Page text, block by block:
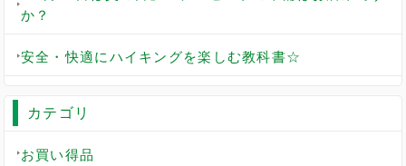
か？
安全・快適にハイキングを楽しむ教科書☆
カテゴリ
お買い得品